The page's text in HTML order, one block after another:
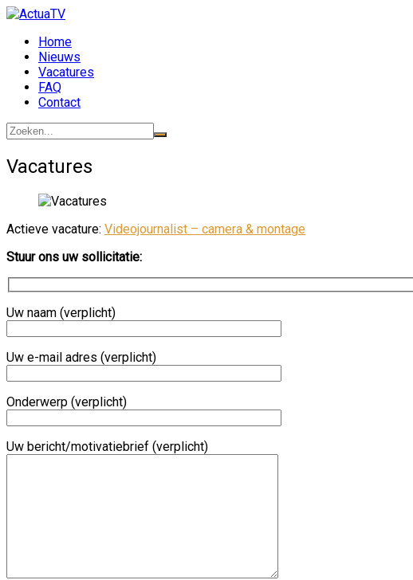
Ga
inhoud
Home
Nieuws
Vacatures
FAQ
Contact
Vacatures
Actieve vacature: Videojournalist – camera & montage
Stuur ons uw sollicitatie:
Uw naam (verplicht)
Uw e-mail adres (verplicht)
Onderwerp (verplicht)
Uw bericht/motivatiebrief (verplicht)